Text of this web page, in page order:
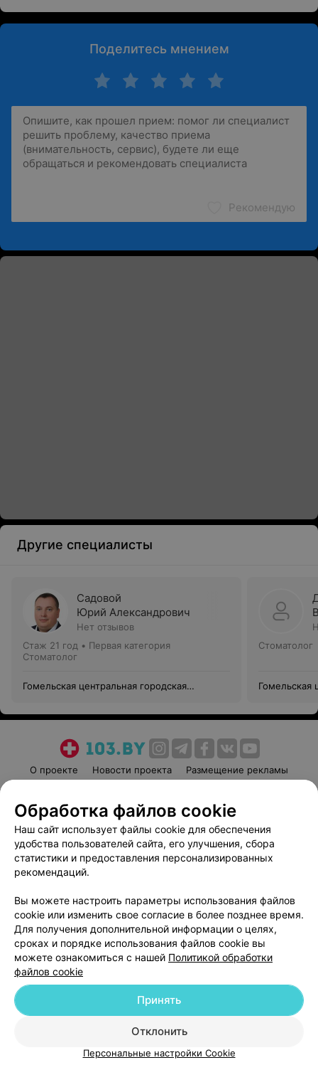
Поделитесь мнением
Рекомендую
Другие специалисты
Садовой
Юрий Александрович
Нет отзывов
Стаж 21 год • Первая категория
Стоматолог
Гомельская центральная городская
Стоматолог
Гомельская
О проекте Новости проекта
Размещение рекламы
Пользовательское соглашение
Способы оплаты
Вакансии
Партнеры
Написать руководителю 103.by
Обработка персональных данных
© 2026 ООО «Артокс Лаб», УНП 191700409
| 220012, Республика Беларусь,
Служба поддержки +375 291212755
Обработка файлов cookie
Наш сайт использует файлы cookie для обеспечения
удобства пользователей сайта, его улучшения, сбора
статистики и предоставления персонализированных
рекомендаций.
Вы можете настроить параметры использования файлов
cookie или изменить свое согласие в более позднее время.
Для получения дополнительной информации о целях,
сроках и порядке использования файлов cookie вы
можете ознакомиться с нашей Политикой обработки
файлов cookie
Отклонить
Принять
Персональные настройки Cookie